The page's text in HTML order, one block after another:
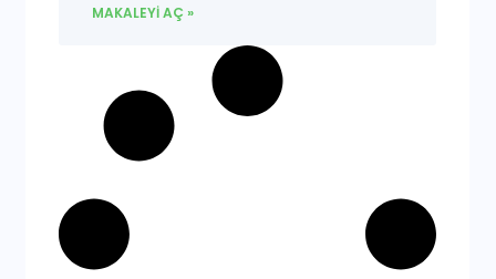
MAKALEYI AÇ »